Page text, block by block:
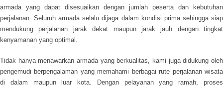
armada yang dapat disesuaikan dengan jumlah peserta dan kebutuhan
perjalanan. Seluruh armada selalu dijaga dalam kondisi prima sehingga siap
mendukung perjalanan jarak dekat maupun jarak jauh dengan tingkat
kenyamanan yang optimal.
Tidak hanya menawarkan armada yang berkualitas, kami juga didukung oleh
pengemudi berpengalaman yang memahami berbagai rute perjalanan wisata
di dalam maupun luar kota. Dengan pelayanan yang ramah, proses